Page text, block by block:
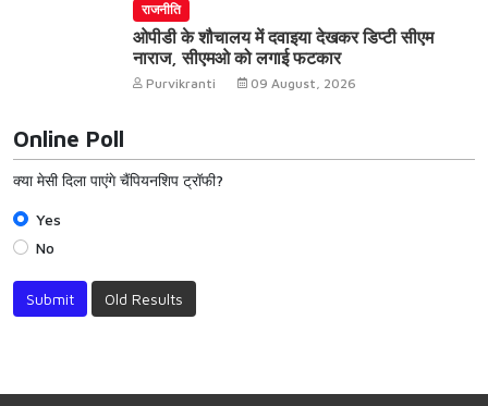
राजनीति
ओपीडी के शौचालय में दवाइया देखकर डिप्टी सीएम
नाराज, सीएमओ को लगाई फटकार
Purvikranti 09 August, 2026
Online Poll
क्या मेसी दिला पाएंगे चैंपियनशिप ट्रॉफी?
Yes
No
Submit Old Results